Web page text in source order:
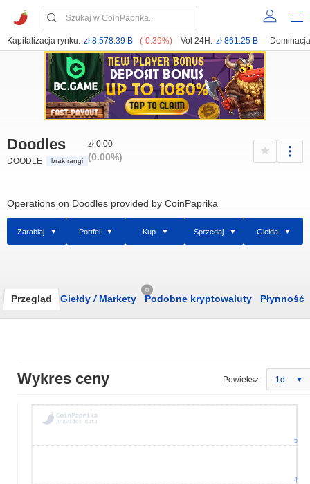
Kapitalizacja rynku: zł 8,578.39 B (-0.39%) Vol 24H: zł 861.25 B
Doodles
DOODLE brak rangi
zł 0.00
(0.00%)
Operations on Doodles provided by CoinPaprika
Zarabiaj Portfel Kup Sprzedaj Giełda
Przegląd Giełdy /Markety
0
Podobne kryptowaluty Płynność
Wykres ceny Powiększ: 1d
4
5